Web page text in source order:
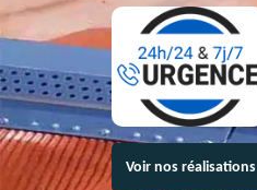
Voir nos réalisations